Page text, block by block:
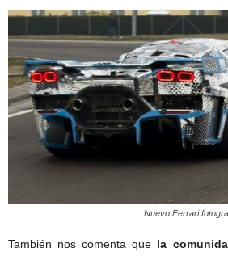
Nuevo Ferrari
También nos comenta que la